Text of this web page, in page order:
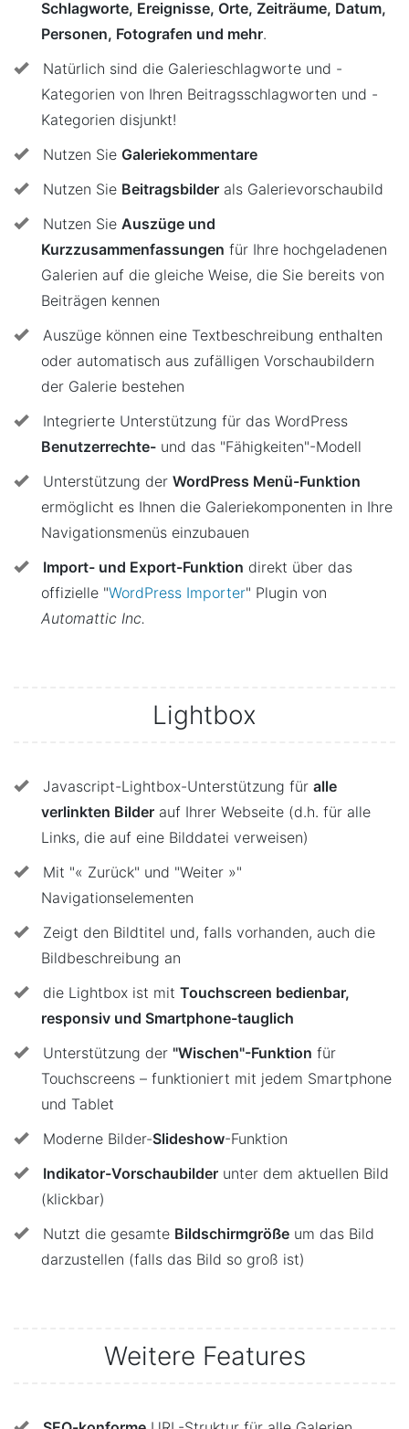
Schlagworte, Ereignisse, Orte, Zeiträume, Datum,
Personen, Fotografen und mehr.
Natürlich sind die Galerieschlagworte und -
Kategorien von Ihren Beitragsschlagworten und -
Kategorien disjunkt!
Nutzen Sie Galeriekommentare
Nutzen Sie Beitragsbilder als Galerievorschaubild
Nutzen Sie Auszüge und
Kurzzusammenfassungen für Ihre hochgeladenen
Galerien auf die gleiche Weise, die Sie bereits von
Beiträgen kennen
Auszüge können eine Textbeschreibung enthalten
oder automatisch aus zufälligen Vorschaubildern
der Galerie bestehen
Integrierte Unterstützung für das WordPress
Benutzerrechte- und das "Fähigkeiten"-Modell
Unterstützung der WordPress Menü-Funktion
ermöglicht es Ihnen die Galeriekomponenten in Ihre
Navigationsmenüs einzubauen
Import- und Export-Funktion direkt über das
offizielle "WordPress Importer" Plugin von
Automattic Inc.
Lightbox
Javascript-Lightbox-Unterstützung für alle
verlinkten Bilder auf Ihrer Webseite (d.h. für alle
Links, die auf eine Bilddatei verweisen)
Mit "« Zurück" und "Weiter »"
Navigationselementen
Zeigt den Bildtitel und, falls vorhanden, auch die
Bildbeschreibung an
die Lightbox ist mit Touchscreen bedienbar,
responsiv und Smartphone-tauglich
Unterstützung der "Wischen"-Funktion für
Touchscreens – funktioniert mit jedem Smartphone
und Tablet
Moderne Bilder-Slideshow-Funktion
Indikator-Vorschaubilder unter dem aktuellen Bild
(klickbar)
Nutzt die gesamte Bildschirmgröße um das Bild
darzustellen (falls das Bild so groß ist)
Weitere Features